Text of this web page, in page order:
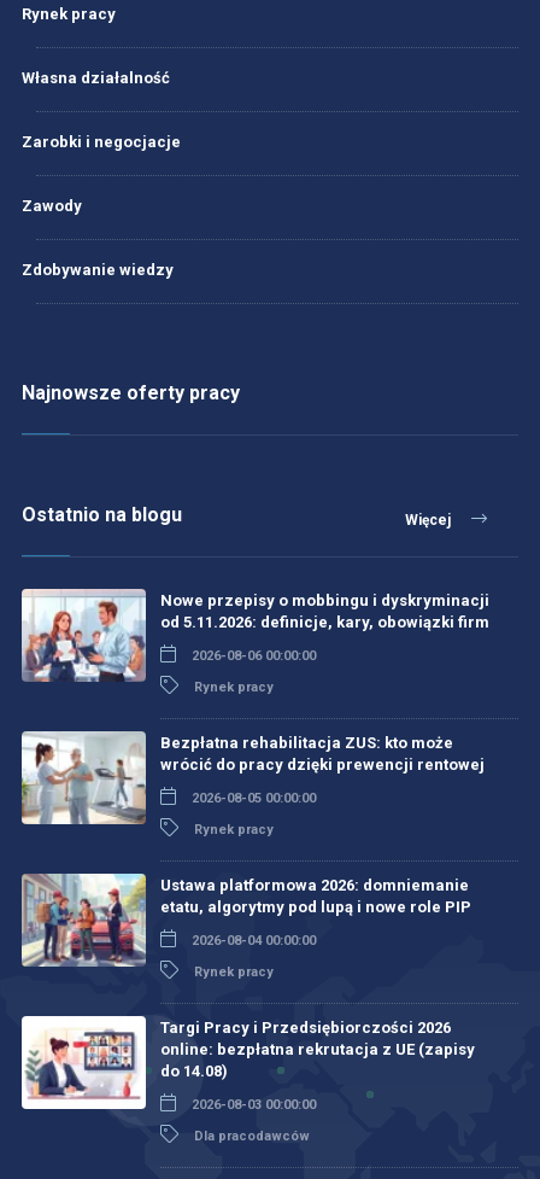
Rynek pracy
Własna działalność
Zarobki i negocjacje
Zawody
Zdobywanie wiedzy
Najnowsze oferty pracy
Ostatnio na blogu Więcej
Nowe przepisy o mobbingu i dyskryminacji
od 5.11.2026: definicje, kary, obowiązki firm
2026-08-06 00:00:00
Rynek pracy
Bezpłatna rehabilitacja ZUS: kto może
wrócić do pracy dzięki prewencji rentowej
2026-08-05 00:00:00
Rynek pracy
Ustawa platformowa 2026: domniemanie
etatu, algorytmy pod lupą i nowe role PIP
2026-08-04 00:00:00
Rynek pracy
Targi Pracy i Przedsiębiorczości 2026
online: bezpłatna rekrutacja z UE (zapisy
do 14.08)
2026-08-03 00:00:00
Dla pracodawców